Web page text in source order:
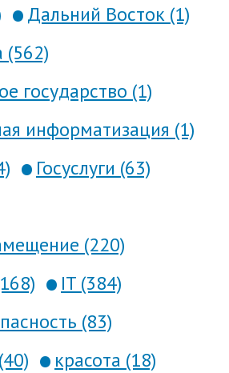
Дальний Восток (1)
(562)
государство (1)
информатизация (1)
Госуслуги (63)
(220)
IT (384)
(83)
красота (18)